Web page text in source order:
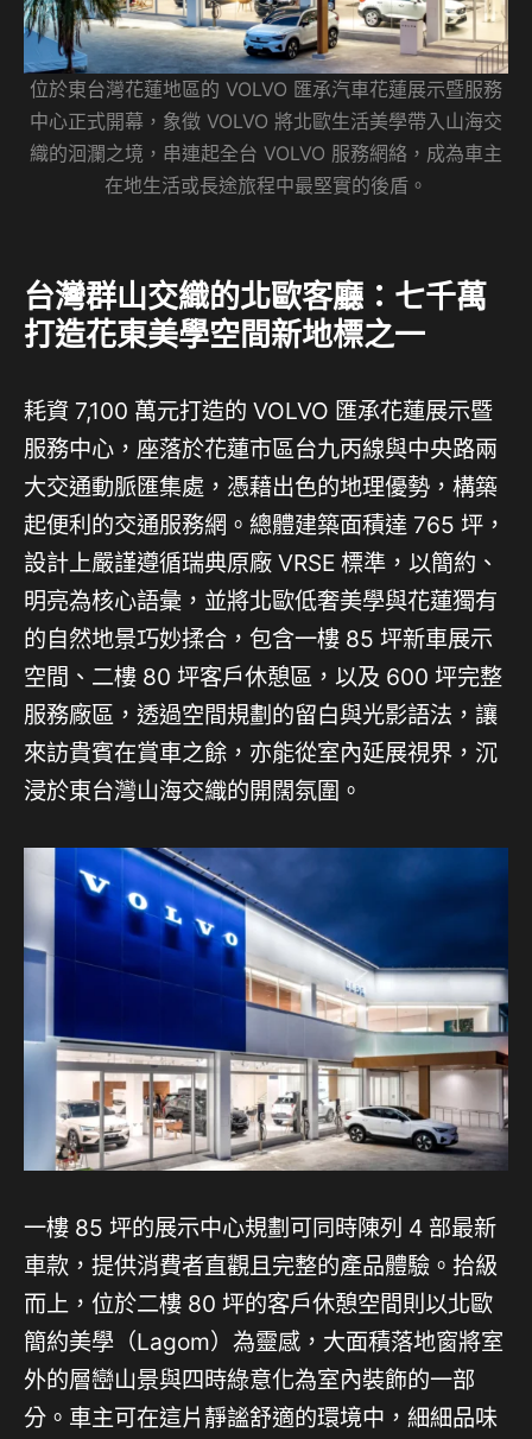
位於東台灣花蓮地區的 VOLVO 匯承汽車花蓮展示暨服務
中心正式開幕，象徵 VOLVO 將北歐生活美學帶入山海交
織的洄瀾之境，串連起全台 VOLVO 服務網絡，成為車主
在地生活或長途旅程中最堅實的後盾。
台灣群山交織的北歐客廳：七千萬
打造花東美學空間新地標之一
耗資 7,100 萬元打造的 VOLVO 匯承花蓮展示暨
服務中心，座落於花蓮市區台九丙線與中央路兩
大交通動脈匯集處，憑藉出色的地理優勢，構築
起便利的交通服務網。總體建築面積達 765 坪，
設計上嚴謹遵循瑞典原廠 VRSE 標準，以簡約、
明亮為核心語彙，並將北歐低奢美學與花蓮獨有
的自然地景巧妙揉合，包含一樓 85 坪新車展示
空間、二樓 80 坪客戶休憩區，以及 600 坪完整
服務廠區，透過空間規劃的留白與光影語法，讓
來訪貴賓在賞車之餘，亦能從室內延展視界，沉
浸於東台灣山海交織的開闊氛圍。
一樓 85 坪的展示中心規劃可同時陳列 4 部最新
車款，提供消費者直觀且完整的產品體驗。拾級
而上，位於二樓 80 坪的客戶休憩空間則以北歐
簡約美學（Lagom）為靈感，大面積落地窗將室
外的層巒山景與四時綠意化為室內裝飾的一部
分。車主可在這片靜謐舒適的環境中，細細品味